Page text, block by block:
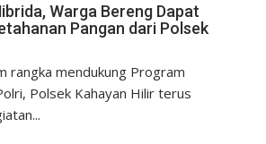
Warga Bereng Dapat
Pangan dari Polsek
rangka mendukung Program
Polsek Kahayan Hilir terus